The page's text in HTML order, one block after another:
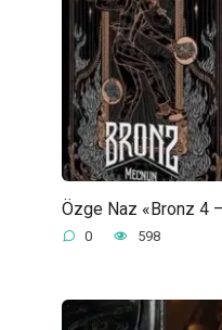
Özge Naz «Bronz 4
0 598